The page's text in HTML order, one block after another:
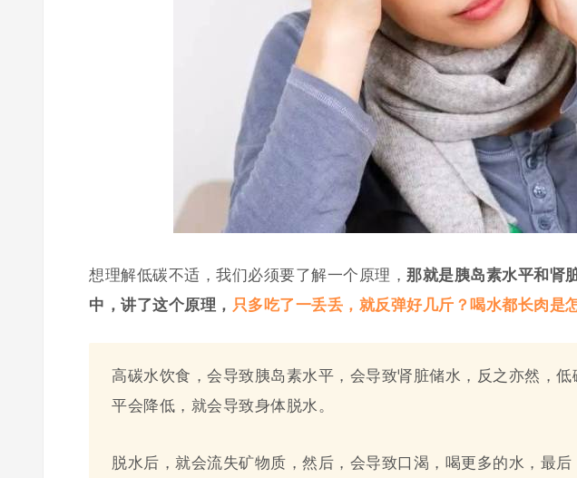
想理解低碳不适，我们必须要了解一个原理， 那就是胰岛素水平和肾
中，讲了这个原理， 只多吃了一丢丢，就反弹好几斤？喝水都长肉是
高碳水饮食，会导致胰岛素水平，会导致肾脏储水，反之亦然，
平会降低，就会导致身体脱水。
脱水后，就会流失矿物质，然后，会导致口渴，喝更多的水，最后